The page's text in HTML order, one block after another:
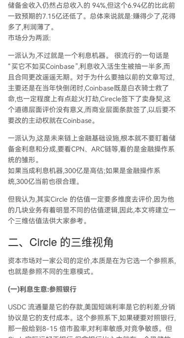
储备金收入仍然占总收入的 94%,但这个6.94亿的比此前
一致预期的7.15亿还低了。总体来说就是:赚得少了,花得
多了,利润薄了。
市场分为两派:
一派认为,不过就是一个利息机器。 很流行的一句话是
“买它不如买Coinbase”,利息收入活生生被抽一半多,而
且合同更改遥遥无期。对于为什么要抽以前的文章写过,
主要还是在当年快倒闭时,Coinbase既是白衣骑士救了
命,也一定程度上有点趁火打劫,Cirecle签下了卖身契,这
个道德层面评价没有意义,而商业层面条款签了,以后要不
要改的主动权就在Coinbase。
一派认为,这是未来链上金融基础设施,根本就不要盯着储
备金利息和分成,要看CPN、ARC链等,看的是金融操作系
统的雏形。
如果当成利息机器,300亿是高估;如果是金融操作系
统,300亿当前也很合理。
但我认为,其实Circle 的估值一定要多维度去评价,因为他
的几块业务有着明显不同的估值逻辑,因此,本文将建立一
个三维估值法供大家参考。
二、Circle 的三维视角
资本市场对一家公司的定价,本质是在为它选一个参照系,
也就是参照不同的生意模式。
(一)利息生意:参照银行
USDC 流通量是它的存款,美国短端利率是它的利差,分销
协议是它的支付成本。这个参照系下,如果硬要对照银行,
那一般给到8-15 倍市盈率,对利率敏感,对竞争敏感。但